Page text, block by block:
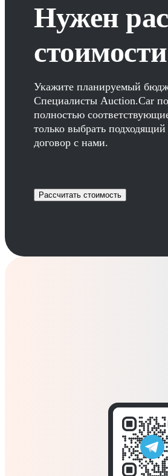
Нужен
Укажите планируемый
Специалисты Auction.Car
полностью
только выбрать
договор с нами.
Рассчитать стоимость